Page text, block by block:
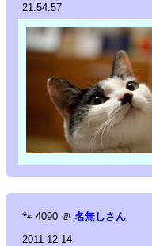
21:54:57
🐾 4090 ＠ 名無しさん
2011-12-14